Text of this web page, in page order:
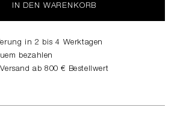
IN DEN WARENKORB
in 2 bis 4 Werktagen
bezahlen
ab 800 € Bestellwert